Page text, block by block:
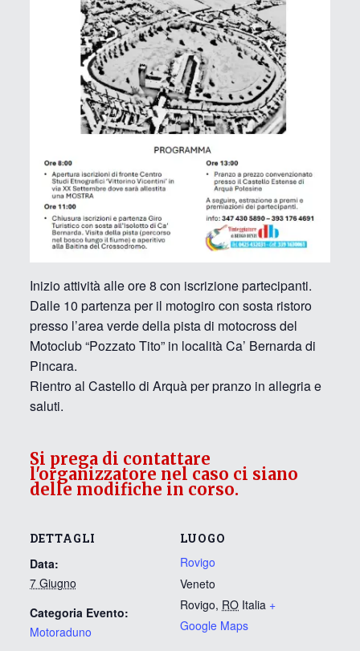
Inizio attività alle ore 8 con iscrizione partecipanti.
Dalle 10 partenza per il motogiro con sosta ristoro
presso l’area verde della pista di motocross del
Motoclub “Pozzato Tito” in località Ca’ Bernarda di
Pincara.
Rientro al Castello di Arquà per pranzo in allegria e
saluti.
DETTAGLI
Data:
7 Giugno
Categoria Evento:
Motoraduno
LUOGO
Rovigo
Veneto
Rovigo, RO Italia +
Google Maps
Si prega di contattare
l'organizzatore nel caso ci siano
delle modifiche in corso.